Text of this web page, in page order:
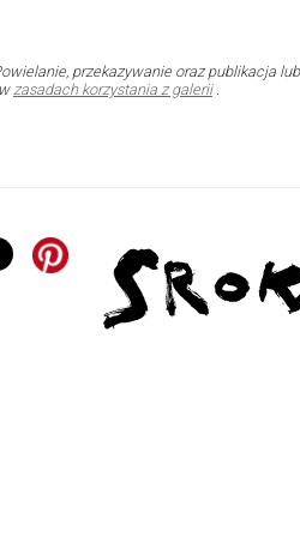
przekazywanie oraz publikacja
zasadach korzystania z galerii.